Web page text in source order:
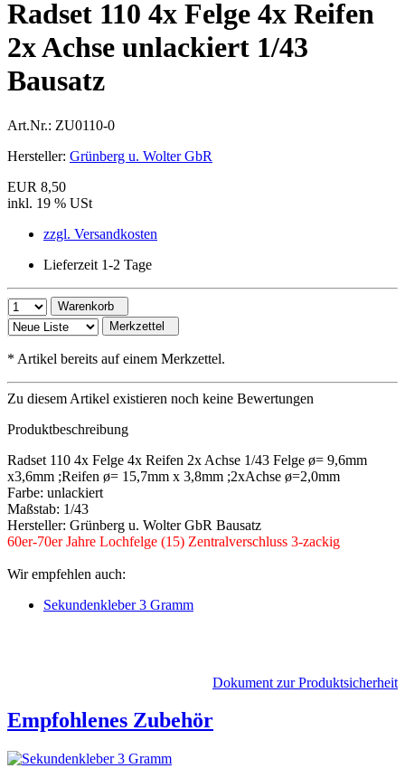
Radset 110 4x Felge 4x Reifen
2x Achse unlackiert 1/43
Bausatz
Art.Nr.: ZU0110-0
Hersteller: Grünberg u. Wolter GbR
EUR 8,50
inkl. 19 % USt
zzgl. Versandkosten
Lieferzeit 1-2 Tage
Warenkorb
Merkzettel
* Artikel bereits auf einem Merkzettel.
Zu diesem Artikel existieren noch keine Bewertungen
Produktbeschreibung
Radset 110 4x Felge 4x Reifen 2x Achse 1/43 Felge ø= 9,6mm
x3,6mm ;Reifen ø= 15,7mm x 3,8mm ;2xAchse ø=2,0mm
Farbe: unlackiert
Maßstab: 1/43
Hersteller: Grünberg u. Wolter GbR Bausatz
60er-70er Jahre Lochfelge (15) Zentralverschluss 3-zackig
Wir empfehlen auch:
Sekundenkleber 3 Gramm
Dokument zur Produktsicherheit
Empfohlenes Zubehör